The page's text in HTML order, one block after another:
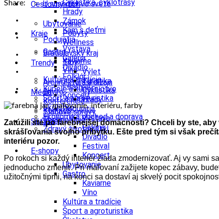
Cyklistika, cyklotrasy
Hrady
Zámok
Kam s deťmi
Podujatia
Výstava
Galéria
Divadlo
Folklór
Festival
Koncert
U susedov vo svete
Cestovný ruch
Ubytovanie
Pobyty
Wellness
Gastro
Kaviarne
Víno
Kultúra a tradície
Kúpele a kúpeľníctvo
Šport a agroturistika
Školstvo
Ekonomika obchod a doprava
Kraje
Bratislavský kraj
Tipy
Výlet
Turistika
Cyklistika
Hrady
Podujatia
Výstava
Galéria
Divadlo
Festival
Koncert
Ubytovanie
Gastro
Kaviarne
Víno
Kultúra a tradície
Šport a agroturistika
Trendy
Architektúra a dizajn
Enviro
Konferencie
Kongres
Technológie
Zdravý životný štýl
Médiá
Tlačové správy
Videá
Súťaže
E-shopy
Share:
Zatúžili ste po farebnejšej domácnosti? Chceli by ste,
skrášľovania svojho príbytku. Ešte pred tým si však
interiéru pozor.
Po rokoch si každý interiér žiada zmodernizovať. Aj vy sami
jednoducho zmeniť. Pri maľovaní zažijete kopec zábavy,
užitočnými tipmi, na konci sa dostaví aj skvelý pocit